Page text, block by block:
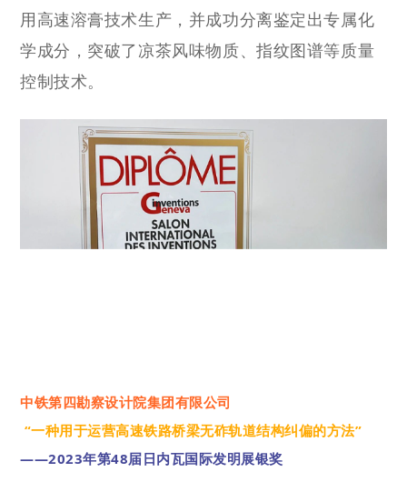
用高速溶膏技术生产，并成功分离鉴定出专属化
学成分，突破了凉茶风味物质、指纹图谱等质量
控制技术。
中铁第四勘察设计院集团有限公司
“一种用于运营高速铁路桥梁无砟轨道结构纠偏的方法”
——2023年第48届日内瓦国际发明展银奖